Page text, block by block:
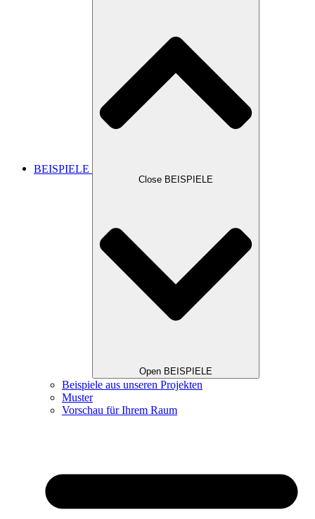
BEISPIELE
Close BEISPIELE
Open BEISPIELE
Beispiele aus unseren Projekten
Muster
Vorschau für Ihrem Raum